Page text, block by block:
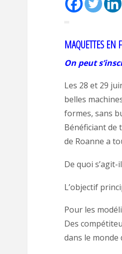
MAQUETTES EN
On peut
Les 28 et 29
belles
formes, sans
Bénéficiant de
de Roanne a
De quoi s’agit-
L’objectif
Pour les
Des
dans le monde